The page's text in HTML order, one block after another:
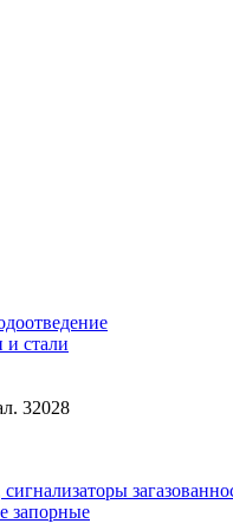
и стали
32028
запорные